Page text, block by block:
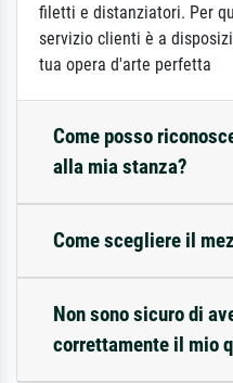
filetti e distanziatori. Per
servizio clienti è a
tua opera d'arte perfetta
Come posso
alla mia stanza?
Come scegliere il
Non sono sicuro di
correttamente il mio